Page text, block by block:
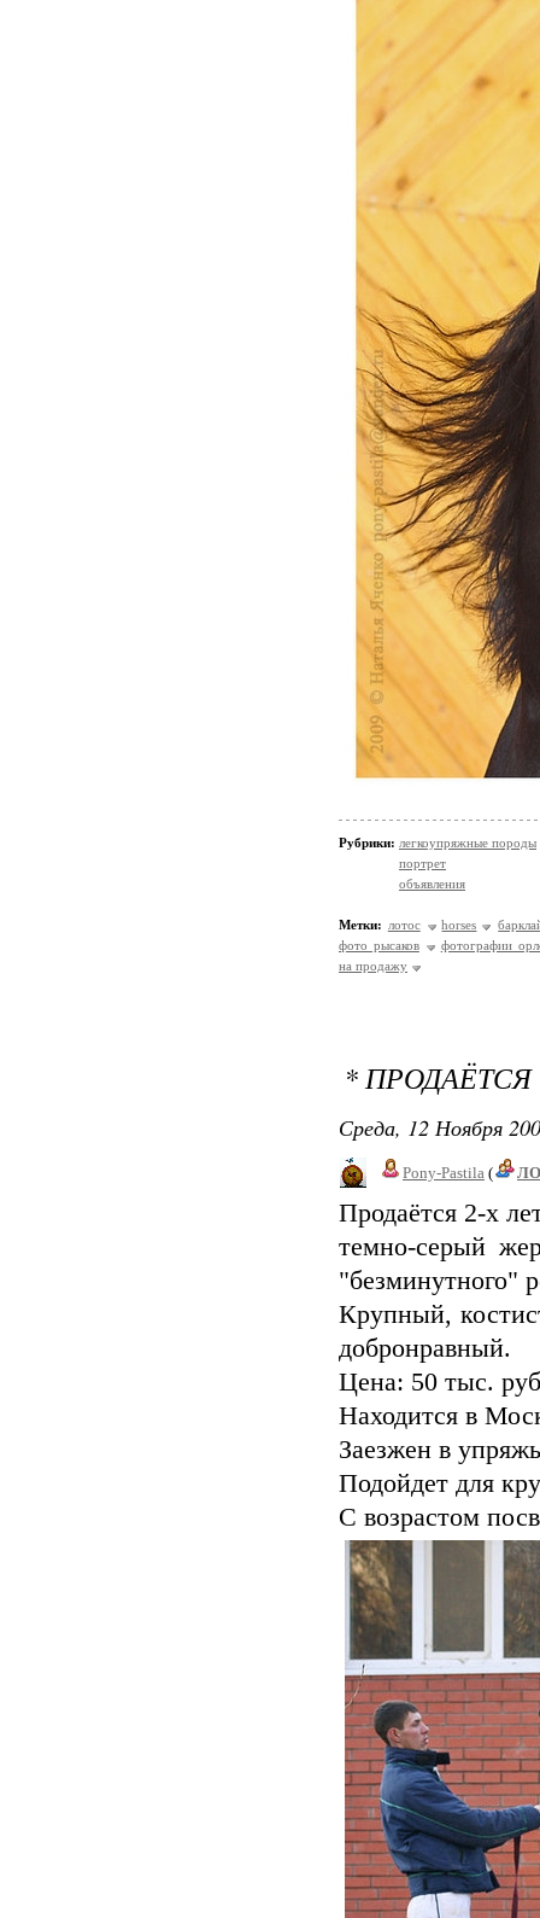
Рубрики: легкоупряжные породы
портрет
объявления
Метки: лотос horses
фото рысаков
фотографии
на продажу
*
Среда, 12 Ноября
Pony-Pastila (
Продаётся 2-х
темно-серый
"безминутного"
Крупный,
добронравный.
Цена: 50 тыс.
Находится в
Заезжен в
Подойдет для
С возрастом